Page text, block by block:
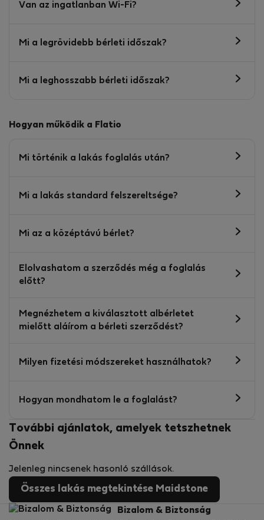
Van az ingatlanban Wi-Fi?
Mi a legrövidebb bérleti időszak?
Mi a leghosszabb bérleti időszak?
Hogyan működik a Flatio
Mi történik a lakás foglalás után?
Mi a lakás standard felszereltsége?
Mi az a középtávú bérlet?
Elolvashatom a szerződés még a foglalás
előtt?
Megnézhetem a kiválasztott albérletet
mielőtt aláírom a bérleti szerződést?
Milyen fizetési módszereket használhatok?
Hogyan mondhatom le a foglalást?
További ajánlatok, amelyek tetszhetnek
Önnek
Jelenleg nincsenek hasonló szállások.
Összes lakás megtekintése Maidstone
Bizalom & Biztonság